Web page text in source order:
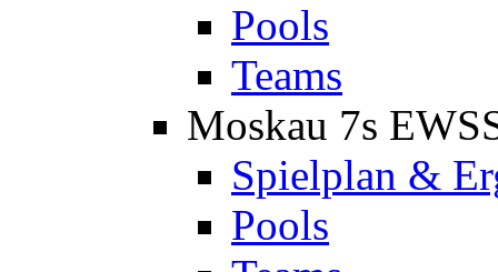
Pools
Teams
Moskau 7s
Spielplan &
Pools